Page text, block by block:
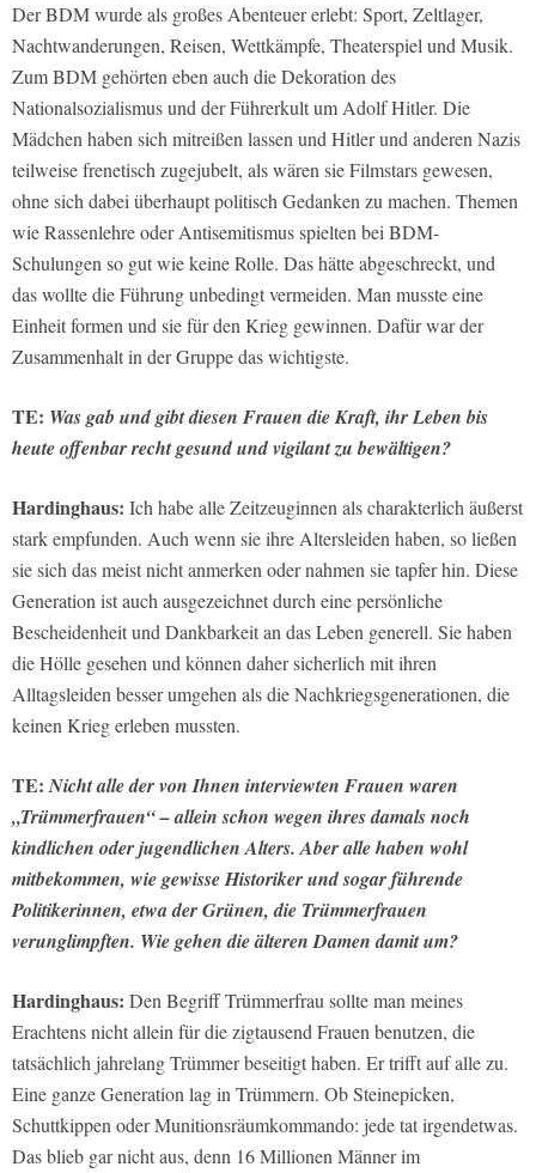
Der BDM wurde als großes Abenteuer erlebt: Sport, Zeltlager,
Nachtwanderungen, Reisen, Wettkämpfe, Theaterspiel und Musik.
Zum BDM gehörten eben auch die Dekoration des
Nationalsozialismus und der Führerkult um Adolf Hitler. Die
Mädchen haben sich mitreißen lassen und Hitler und anderen Nazis
teilweise frenetisch zugejubelt, als wären sie Filmstars gewesen,
ohne sich dabei überhaupt politisch Gedanken zu machen. Themen
wie Rassenlehre oder Antisemitismus spielten bei BDM-
Schulungen so gut wie keine Rolle. Das hätte abgeschreckt, und
das wollte die Führung unbedingt vermeiden. Man musste eine
Einheit formen und sie für den Krieg gewinnen. Dafür war der
Zusammenhalt in der Gruppe das wichtigste.
TE: Was gab und gibt diesen Frauen die Kraft, ihr Leben bis
heute offenbar recht gesund und vigilant zu bewältigen?
Hardinghaus: Ich habe alle Zeitzeuginnen als charakterlich äußerst
stark empfunden. Auch wenn sie ihre Altersleiden haben, so ließen
sie sich das meist nicht anmerken oder nahmen sie tapfer hin. Diese
Generation ist auch ausgezeichnet durch eine persönliche
Bescheidenheit und Dankbarkeit an das Leben generell. Sie haben
die Hölle gesehen und können daher sicherlich mit ihren
Alltagsleiden besser umgehen als die Nachkriegsgenerationen, die
keinen Krieg erleben mussten.
TE:Nicht alle der von Ihnen interviewten Frauen waren
„Trümmerfrauen“ – allein schon wegen ihres damals noch
kindlichen oder jugendlichen Alters. Aber alle haben wohl
mitbekommen, wie gewisse Historiker und sogar führende
Politikerinnen, etwa der Grünen, die Trümmerfrauen
verunglimpften. Wie gehen die älteren Damen damit um?
Hardinghaus: Den Begriff Trümmerfrau sollte man meines
Erachtens nicht allein für die zigtausend Frauen benutzen, die
tatsächlich jahrelang Trümmer beseitigt haben. Er trifft auf alle zu.
Eine ganze Generation lag in Trümmern. Ob Steinepicken,
Schuttkippen oder Munitionsräumkommando: jede tat irgendetwas.
Das blieb gar nicht aus, denn 16 Millionen Männer im